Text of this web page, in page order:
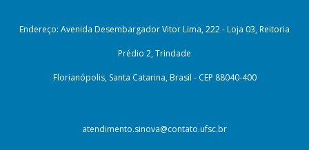
Endereço: Avenida Desembargador Vitor Lima, 222 - Loja 03, Reitoria
Prédio 2, Trindade
Florianópolis, Santa Catarina, Brasil - CEP 88040-400
atendimento.sinova@contato.ufsc.br